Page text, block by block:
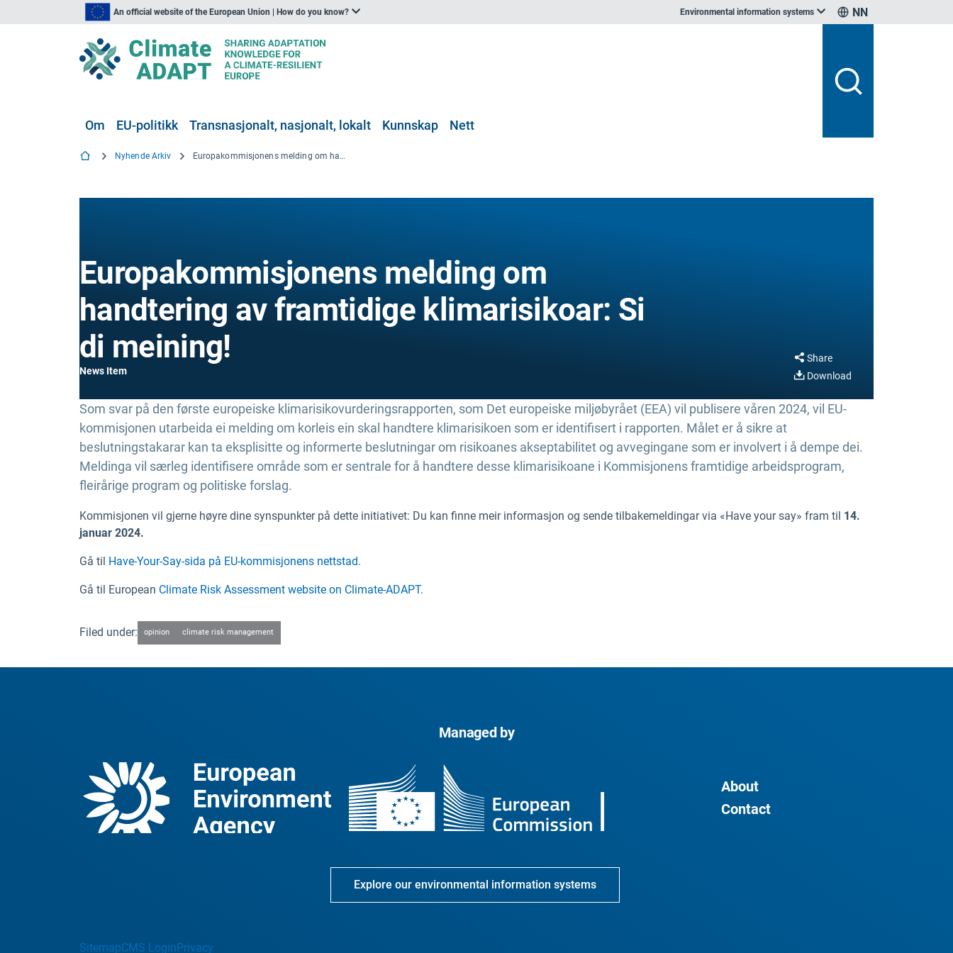
An official website of the European Union | How do you know? Environmental information systems NN
Om EU-politikk Transnasjonalt, nasjonalt, lokalt Kunnskap Nett
Nyhende Arkiv Europakommisjonens melding om handtering av framtidige klimarisikoar: Si di meining!
Europakommisjonens melding om
handtering av framtidige klimarisikoar: Si
di meining!
News Item
Share
Download
Som svar på den første europeiske klimarisikovurderingsrapporten, som Det europeiske miljøbyrået (EEA) vil publisere våren 2024, vil EU-
kommisjonen utarbeida ei melding om korleis ein skal handtere klimarisikoen som er identifisert i rapporten. Målet er å sikre at
beslutningstakarar kan ta eksplisitte og informerte beslutningar om risikoanes akseptabilitet og avvegingane som er involvert i å dempe dei.
Meldinga vil særleg identifisere område som er sentrale for å handtere desse klimarisikoane i Kommisjonens framtidige arbeidsprogram,
fleirårige program og politiske forslag.
Kommisjonen vil gjerne høyre dine synspunkter på dette initiativet: Du kan finne meir informasjon og sende tilbakemeldingar via «Have your say» fram til 14.
januar 2024.
Gå til Have-Your-Say-sida på EU-kommisjonens nettstad.
Gå til European Climate Risk Assessment website on Climate-ADAPT.
Filed under: opinion climate risk management
Managed by
About
Contact
Explore our environmental information systems
SitemapCMS LoginPrivacy